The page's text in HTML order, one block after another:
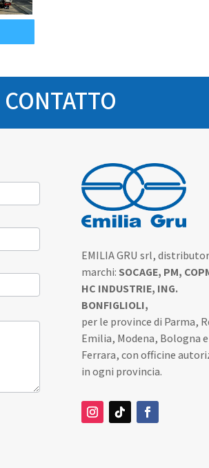
CONTATTO
EMILIA GRU srl,
marchi:SOCAGE, PM,
HC INDUSTRIE, ING.
BONFIGLIOLI,
per le province di Parma,
Emilia, Modena, Bologna e
Ferrara, con officine
in ogni provincia.